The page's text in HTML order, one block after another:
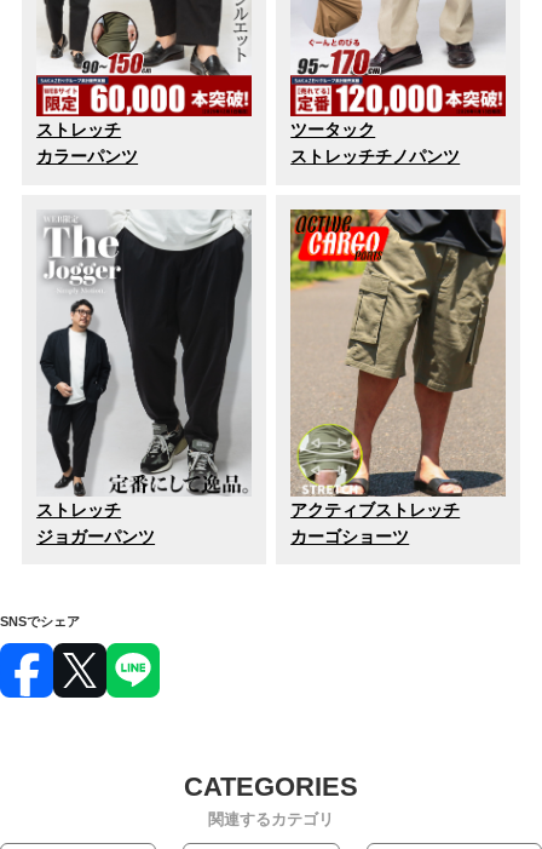
ストレッチ
カラーパンツ
ツータック
ストレッチチノパンツ
ストレッチ
ジョガーパンツ
アクティブストレッチ
カーゴショーツ
SNSでシェア
関連するカテゴリ